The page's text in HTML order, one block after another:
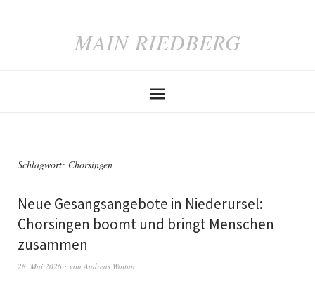
MAIN RIEDBERG
Schlagwort: Chorsingen
Neue Gesangsangebote in Niederursel:
Chorsingen boomt und bringt Menschen
zusammen
28. Mai 2026 von Andreas Woitun